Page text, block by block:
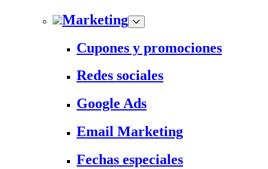
Marketing
Cupones y promociones
Redes sociales
Google Ads
Email Marketing
Fechas especiales